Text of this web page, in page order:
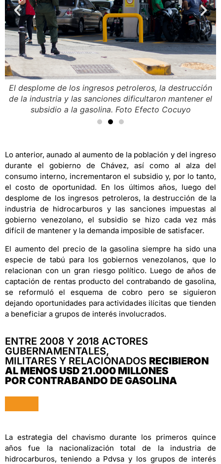
El desplome de los ingresos petroleros, la destrucción
de la industria y las sanciones dificultaron mantener el
subsidio a la gasolina. Foto Efecto Cocuyo
Lo anterior, aunado al aumento de la población y del ingreso
durante el gobierno de Chávez, así como al alza del
consumo interno, incrementaron el subsidio y, por lo tanto,
el costo de oportunidad. En los últimos años, luego del
desplome de los ingresos petroleros, la destrucción de la
industria de hidrocarburos y las sanciones impuestas al
gobierno venezolano, el subsidio se hizo cada vez más
difícil de mantener y la demanda imposible de satisfacer.
El aumento del precio de la gasolina siempre ha sido una
especie de tabú para los gobiernos venezolanos, que lo
relacionan con un gran riesgo político. Luego de años de
captación de rentas producto del contrabando de gasolina,
se reformuló el esquema de cobro pero se siguieron
dejando oportunidades para actividades ilícitas que tienden
a beneficiar a grupos de interés involucrados.
ENTRE 2008 Y 2018 ACTORES
GUBERNAMENTALES,
MILITARES Y RELACIONADOS RECIBIERON
AL MENOS USD 21.000 MILLONES
POR CONTRABANDO DE GASOLINA
La estrategia del chavismo durante los primeros quince
años fue la nacionalización total de la industria de
hidrocarburos, teniendo a Pdvsa y los grupos de interés